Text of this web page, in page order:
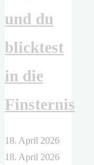
und du
blicktest
in die
Finsternis
18. April 2026
18. April 2026